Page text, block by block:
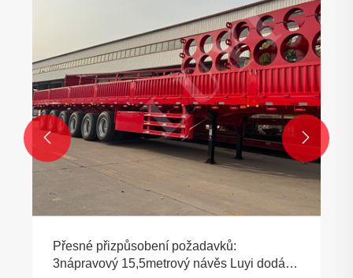
Přesné přizpůsobení požadavků:
3nápravový 15,5metrový návěs Luyi dodán
 